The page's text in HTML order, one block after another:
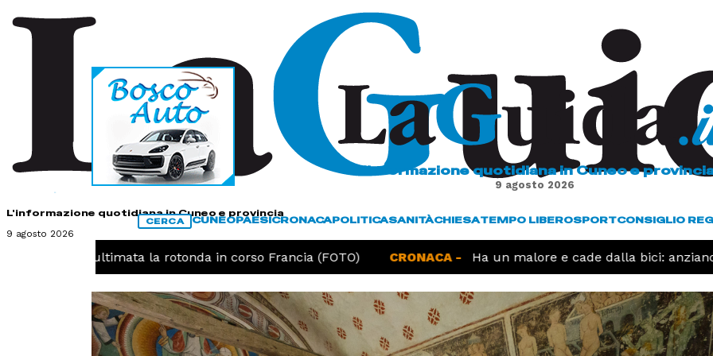
L'informazione quotidiana in Cuneo e provincia
9 agosto 2026
L'informazione quotidiana in Cuneo e
9 agosto 2026
CERCA CUNEOPAESICRONACAPOLITICASANITÀCHIESATEMPO LIBEROSPORTCONSIGLIO
Cuneo, ultimata la rotonda in corso Francia (FOTO) CRONACA - Ha un malore e cade dalla bici: anziano